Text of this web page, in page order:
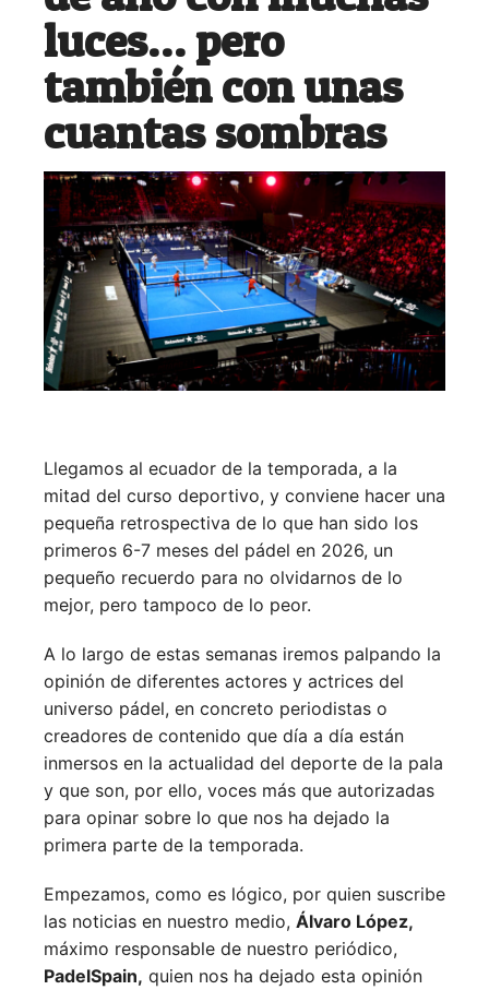
luces… pero
también con unas
cuantas sombras
Llegamos al ecuador de la temporada, a la
mitad del curso deportivo, y conviene hacer una
pequeña retrospectiva de lo que han sido los
primeros 6-7 meses del pádel en 2026, un
pequeño recuerdo para no olvidarnos de lo
mejor, pero tampoco de lo peor.
A lo largo de estas semanas iremos palpando la
opinión de diferentes actores y actrices del
universo pádel, en concreto periodistas o
creadores de contenido que día a día están
inmersos en la actualidad del deporte de la pala
y que son, por ello, voces más que autorizadas
para opinar sobre lo que nos ha dejado la
primera parte de la temporada.
Empezamos, como es lógico, por quien suscribe
las noticias en nuestro medio, Álvaro López,
máximo responsable de nuestro periódico,
PadelSpain, quien nos ha dejado esta opinión